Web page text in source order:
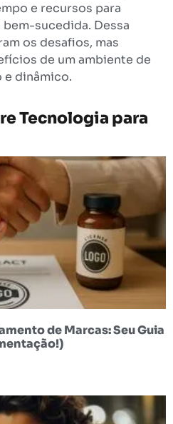
e recursos para
sucedida. Dessa
os desafios, mas
de um ambiente de
e dinâmico.
Tecnologia para
de Marcas: Seu Guia